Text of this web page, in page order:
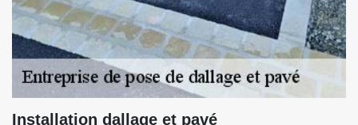
Installation dallage et pavé